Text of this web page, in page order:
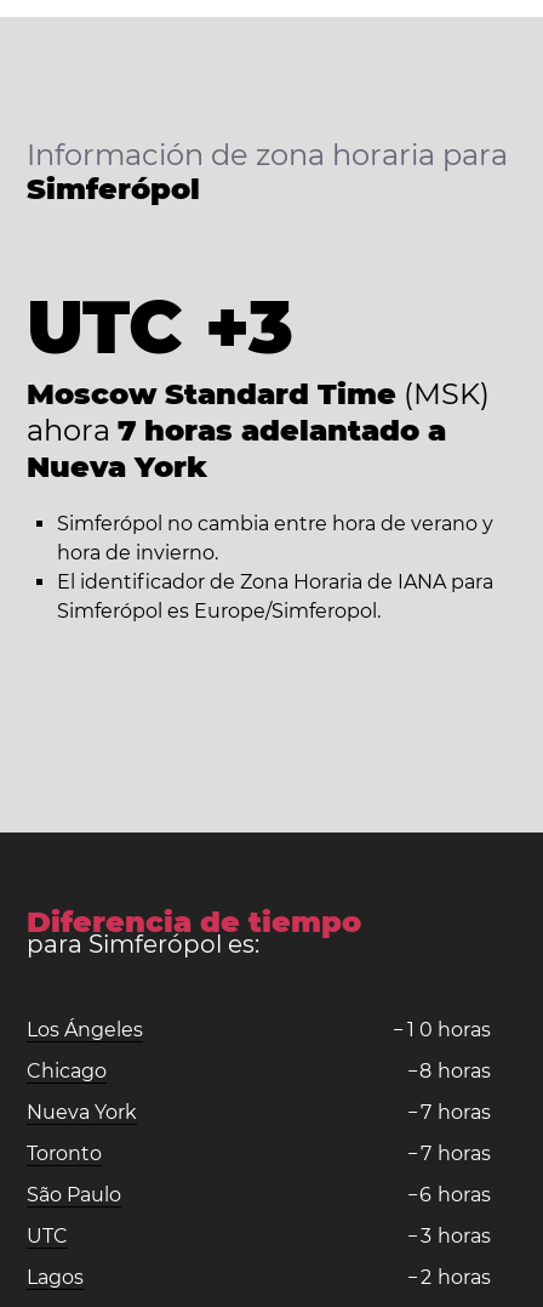
Información de zona horaria para
Simferópol
UTC +3
Moscow Standard Time (MSK)
ahora 7 horas adelantado a
Nueva York
Simferópol no cambia entre hora de verano y
hora de invierno.
El identificador de Zona Horaria de IANA para
Simferópol es Europe/Simferopol.
Diferencia de tiempo
para Simferópol es:
Los Ángeles − 1 0 horas
Chicago
−8 horas
Nueva York
−7 horas
Toronto
−7 horas
São Paulo
−6 horas
UTC
−3 horas
Lagos
−2 horas